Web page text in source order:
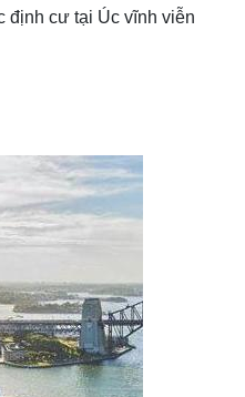
định cư tại Úc vĩnh viễn